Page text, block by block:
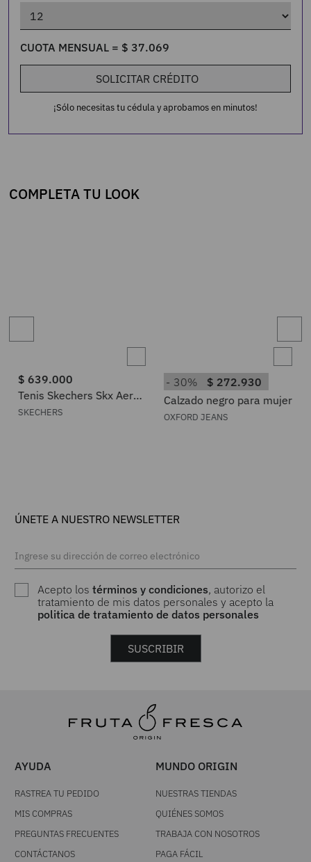
CUOTA MENSUAL = $ 37.069
SOLICITAR CRÉDITO
¡Sólo necesitas tu cédula y aprobamos en minutos!
COMPLETA TU LOOK
$ 639.000
Tenis Skechers Skx Aero
Razor para Mujer
SKECHERS
30% $ 272.930
Calzado negro para mujer
OXFORD JEANS
ÚNETE A NUESTRO NEWSLETTER
Acepto lostérminos y condiciones, autorizo el
tratamiento de mis datos personales y acepto la
politica de tratamiento de datos personales
SUSCRIBIR
AYUDA
RASTREA TU PEDIDO
MIS COMPRAS
PREGUNTAS FRECUENTES
CONTÁCTANOS
MUNDO ORIGIN
NUESTRAS TIENDAS
QUIÉNES SOMOS
TRABAJA CON NOSOTROS
PAGA FÁCIL